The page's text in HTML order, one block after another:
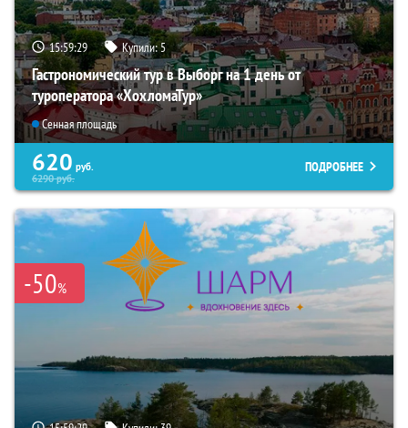
15:59:28 Купили:5
Гастрономический тур в Выборг на 1 день от
туроператора «ХохломаТур»
Сенная площадь
620 руб.
6290руб.
ПОДРОБНЕЕ
-50%